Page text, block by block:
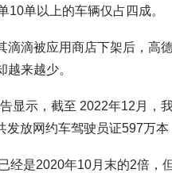
10单以上的车辆仅占四成。
滴被应用商店下架后，高
来越少。
显示，截至 2022年12月，
放网约车驾驶员证597万本
经是2020年10月末的2倍，